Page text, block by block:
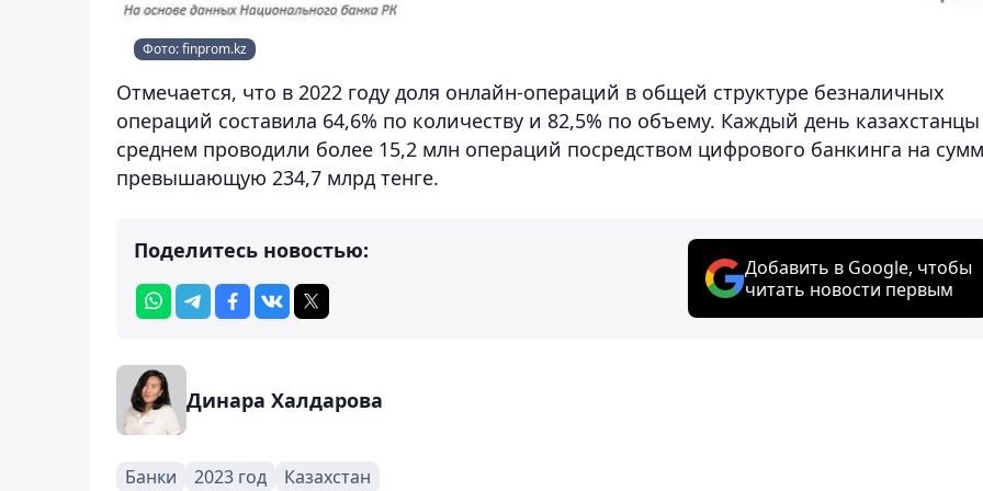
Фото: finprom.kz
Отмечается, что в 2022 году доля онлайн-операций в общей структуре безналичных
операций составила 64,6% по количеству и 82,5% по объему. Каждый день
среднем проводили более 15,2 млн операций посредством цифрового банкинга на
превышающую 234,7 млрд тенге.
Поделитесь новостью:
Добавить в Google, чтобы
читать новости первым
Динара Халдарова
Банки 2023 год Казахстан